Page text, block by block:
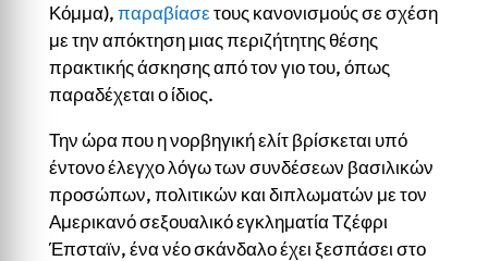
Κόμμα),παραβίασετους κανονισμούς σε σχέση
με την απόκτηση μιας περιζήτητης θέσης
πρακτικής άσκησης από τον γιο του, όπως
παραδέχεται ο ίδιος.
Την ώρα που η νορβηγική ελίτ βρίσκεται υπό
έντονο έλεγχο λόγω των συνδέσεων βασιλικών
προσώπων, πολιτικών και διπλωματών με τον
Αμερικανό σεξουαλικό εγκληματία Τζέφρι
Έπσταϊν, ένα νέο σκάνδαλο έχει ξεσπάσει στο